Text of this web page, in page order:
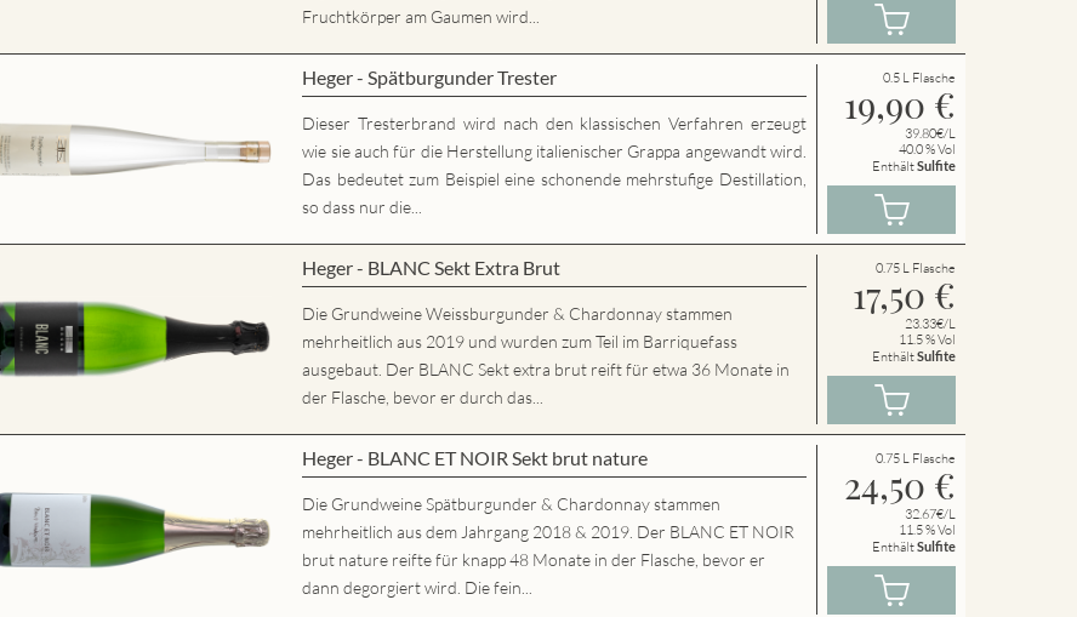
Fruchtkörper am Gaumen wird...
Heger - Spätburgunder Trester
Dieser Tresterbrand wird nach den klassischen Verfahren erzeugt
wie sie auch für die Herstellung italienischer Grappa angewandt wird.
Das bedeutet zum Beispiel eine schonende mehrstufige Destillation,
so dass nur die...
0.5 L Flasche
19,90 €
39.80€/L
40.0 % Vol
EnthältSulfite
Heger - BLANC Sekt Extra Brut
Die Grundweine Weissburgunder & Chardonnay stammen
mehrheitlich aus 2019 und wurden zum Teil im Barriquefass
ausgebaut. Der BLANC Sekt extra brut reift für etwa 36 Monate in
der Flasche, bevor er durch das...
0.75 L Flasche
17,50 €
23.33€/L
11.5 % Vol
EnthältSulfite
Heger - BLANC ET NOIR Sekt brut nature
Die Grundweine Spätburgunder & Chardonnay stammen
mehrheitlich aus dem Jahrgang 2018 & 2019. Der BLANC ET NOIR
brut nature reifte für knapp 48 Monate in der Flasche, bevor er
dann degorgiert wird. Die fein...
0.75 L Flasche
24,50 €
32.67€/L
11.5 % Vol
EnthältSulfite